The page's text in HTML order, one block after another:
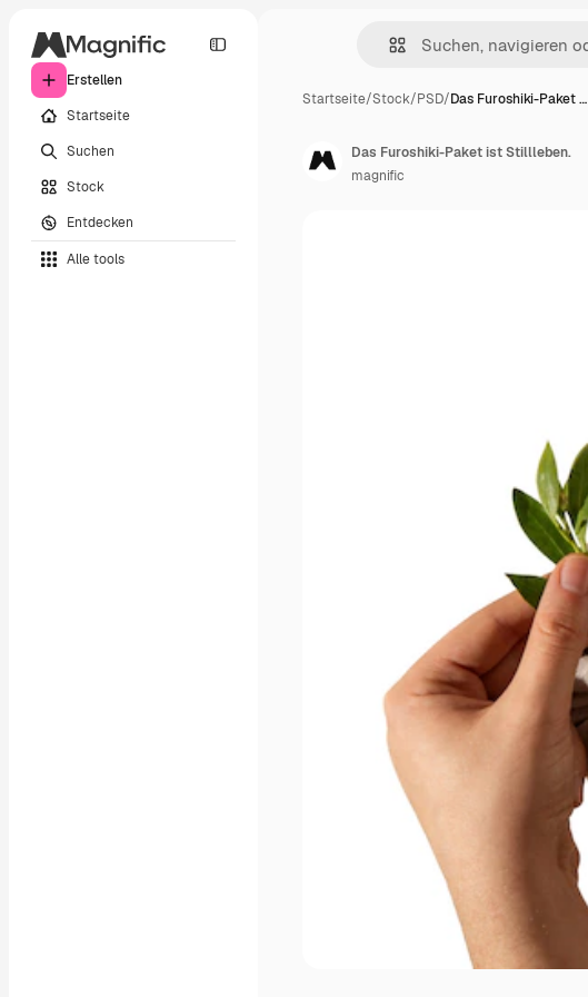
Erstellen
Startseite
Suchen
Stock
Entdecken
Alle tools
Startseite/Stock/PSD/Das Furoshiki-Paket …
Das Furoshiki-Paket ist Stillleben.
magnific